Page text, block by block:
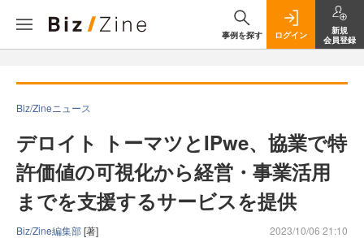
事例を探す ログイン
新規
会員登録
Biz/Zineニュース
デロイト トーマツとIPwe、協業で特
許価値の可視化から経営・事業活用
までを支援するサービスを提供
Biz/Zine編集部[著] 2023/10/06 21:10